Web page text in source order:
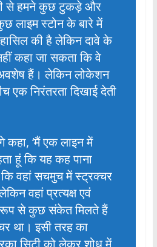
से हमने कुछ टुकड़े और
लाइम स्टोन के बारे में
की है लेकिन दावे के
कहा जा सकता कि वे
हैं। लेकिन लोकेशन
एक निरंतरता दिखाई देती
कहा, ‘मैं एक लाइन में
हूं कि यह कह पाना
वहां सचमुच में स्ट्रक्चर
वहां प्रत्यक्ष एवं
रूप से कुछ संकेत मिलते हैं
था। इसी तरह का
सिटी को लेकर शोध में